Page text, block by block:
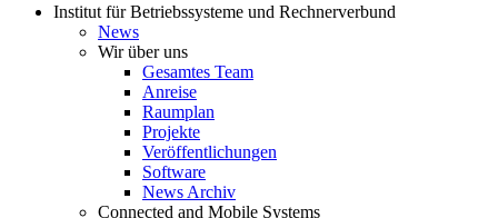
Institut für Betriebssysteme und Rechnerverbund
News
Wir über uns
Gesamtes Team
Anreise
Raumplan
Projekte
Veröffentlichungen
Software
News Archiv
Connected and Mobile Systems